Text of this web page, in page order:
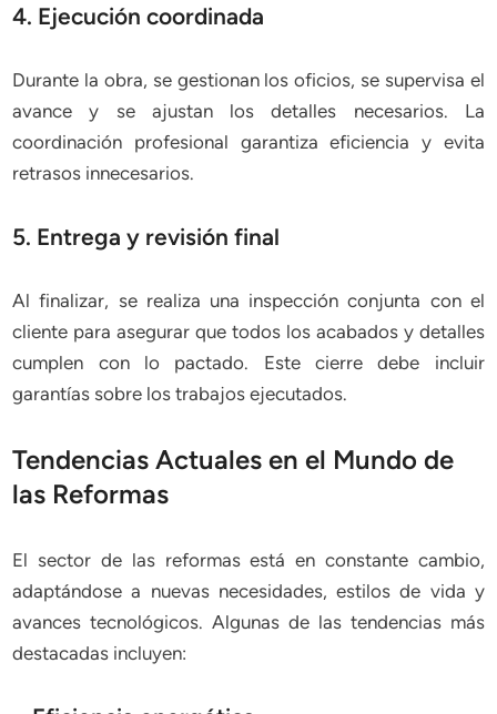
4. Ejecución coordinada
Durante la obra, se gestionan los oficios, se supervisa el
avance y se ajustan los detalles necesarios. La
coordinación profesional garantiza eficiencia y evita
retrasos innecesarios.
5. Entrega y revisión final
Al finalizar, se realiza una inspección conjunta con el
cliente para asegurar que todos los acabados y detalles
cumplen con lo pactado. Este cierre debe incluir
garantías sobre los trabajos ejecutados.
Tendencias Actuales en el Mundo de
las Reformas
El sector de las reformas está en constante cambio,
adaptándose a nuevas necesidades, estilos de vida y
avances tecnológicos. Algunas de las tendencias más
destacadas incluyen: